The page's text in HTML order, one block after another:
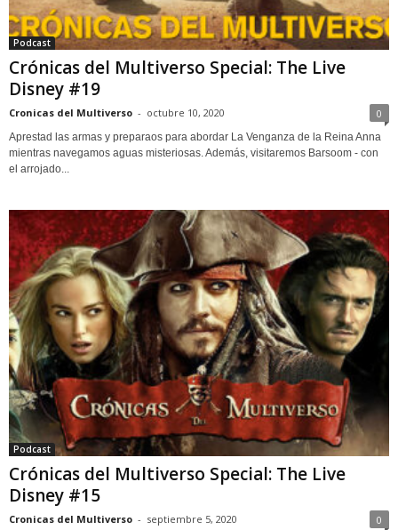
Podcast
Crónicas del Multiverso Special: The Live
Disney #19
Cronicas del Multiverso - octubre 10, 2020 0
Aprestad las armas y preparaos para abordar La Venganza de la Reina Anna
mientras navegamos aguas misteriosas. Además, visitaremos Barsoom - con
el arrojado...
Podcast
Crónicas del Multiverso Special: The Live
Disney #15
Cronicas del Multiverso - septiembre 5, 2020 0